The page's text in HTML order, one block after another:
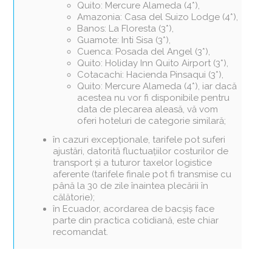
Quito: Mercure Alameda (4*),
Amazonia: Casa del Suizo Lodge (4*),
Banos: La Floresta (3*),
Guamote: Inti Sisa (3*),
Cuenca: Posada del Angel (3*),
Quito: Holiday Inn Quito Airport (3*),
Cotacachi: Hacienda Pinsaqui (3*),
Quito: Mercure Alameda (4*), iar dacă
acestea nu vor fi disponibile pentru
data de plecarea aleasă, vă vom
oferi hoteluri de categorie similară;
în cazuri excepționale, tarifele pot suferi
ajustări, datorită fluctuațiilor costurilor de
transport și a tuturor taxelor logistice
aferente (tarifele finale pot fi transmise cu
până la 30 de zile înaintea plecării în
călătorie);
în Ecuador, acordarea de bacșiș face
parte din practica cotidiană, este chiar
recomandat.